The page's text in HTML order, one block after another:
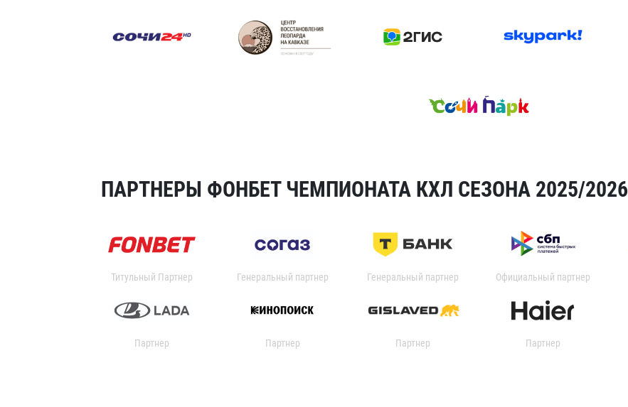
ПАРТНЕРЫ ФОНБЕТ ЧЕМПИОНАТА КХЛ СЕЗОНА 2025/2026
Титульный Партнер Генеральный партнер Генеральный партнер Официальный партнер
Партнер Партнер Партнер Партнер